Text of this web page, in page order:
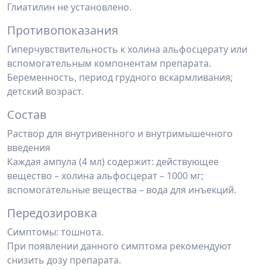
Глиатилин не установлено.
Противопоказания
Гиперчувствительность к холина альфосцерату или
вспомогательным компонентам препарата.
Беременность, период грудного вскармливания;
детский возраст.
Состав
Раствор для внутривенного и внутримышечного
введения
Каждая ампула (4 мл) содержит: действующее
вещество – холина альфосцерат – 1000 мг;
вспомогательные вещества – вода для инъекций.
Передозировка
Симптомы: тошнота.
При появлении данного симптома рекомендуют
снизить дозу препарата.